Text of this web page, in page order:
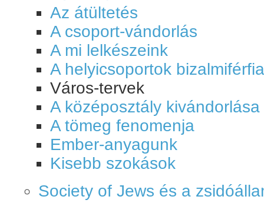
Az átültetés
A csoport-vándorlás
A mi lelkészeink
A helyicsoportok
Város-tervek
A középosztály kivándorlása
A tömeg fenomenja
Ember-anyagunk
Kisebb szokások
Society of Jews és a